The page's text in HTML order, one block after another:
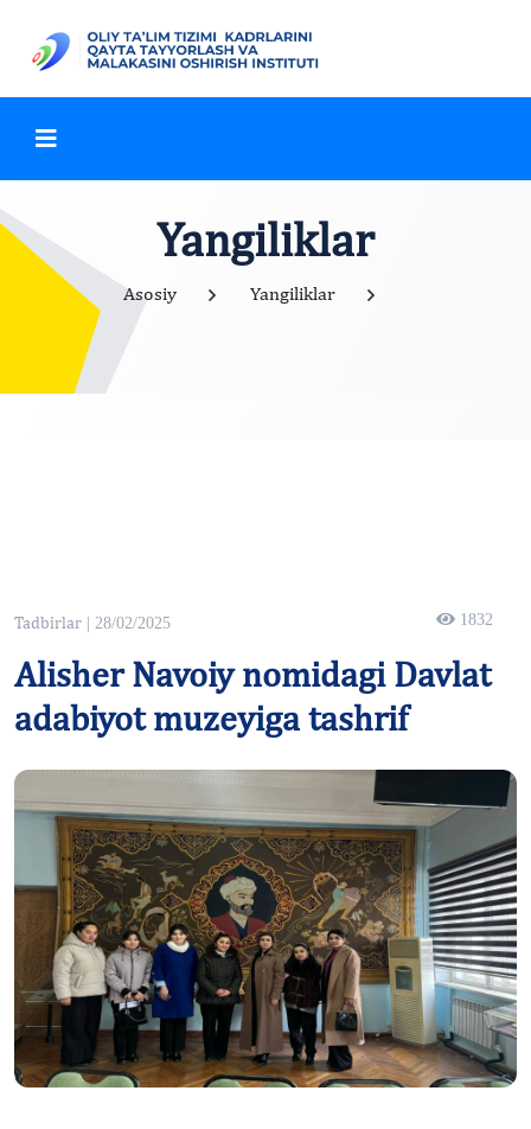
Yangiliklar
Asosiy Yangiliklar
Tadbirlar | 28/02/2025 1832
Alisher Navoiy nomidagi Davlat
adabiyot muzeyiga tashrif